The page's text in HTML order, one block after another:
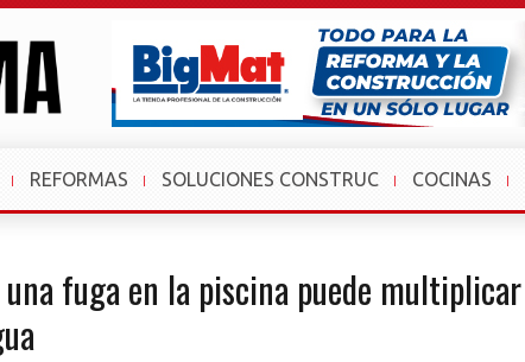
REFORMAS SOLUCIONES CONSTRUC COCINAS
una fuga en la piscina puede multiplicar